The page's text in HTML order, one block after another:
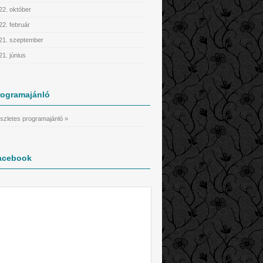
október
február
szeptember
június
programajánló »